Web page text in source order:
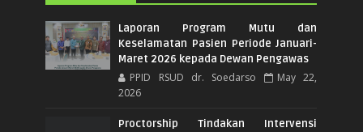
Laporan Program Mutu dan
Keselamatan Pasien Periode Januari-
Maret 2026 kepada Dewan Pengawas
PPID RSUD dr. Soedarso
May 22,
2026
Proctorship Tindakan Intervensi